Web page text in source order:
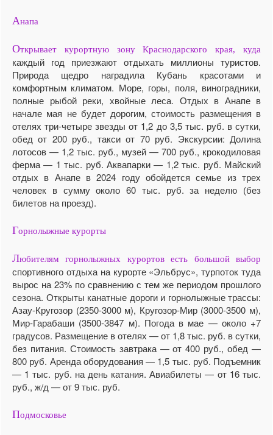
Анапа
Открывает курортную зону Краснодарского края, куда
каждый год приезжают отдыхать миллионы туристов.
Природа щедро наградила Кубань красотами и
комфортным климатом. Море, горы, поля, виноградники,
полные рыбой реки, хвойные леса. Отдых в Анапе в
начале мая не будет дорогим, стоимость размещения в
отелях три-четыре звезды от 1,2 до 3,5 тыс. руб. в сутки,
обед от 200 руб., такси от 70 руб. Экскурсии: Долина
лотосов — 1,2 тыс. руб., музей — 700 руб., крокодиловая
ферма — 1 тыс. руб. Аквапарки — 1,2 тыс. руб. Майский
отдых в Анапе в 2024 году обойдется семье из трех
человек в сумму около 60 тыс. руб. за неделю (без
билетов на проезд).
Горнолыжные курорты
Любителям горнолыжных курортов есть большой выбор
спортивного отдыха на курорте «Эльбрус», турпоток туда
вырос на 23% по сравнению с тем же периодом прошлого
сезона. Открыты канатные дороги и горнолыжные трассы:
Азау-Кругозор (2350-3000 м), Кругозор-Мир (3000-3500 м),
Мир-Гарабаши (3500-3847 м). Погода в мае — около +7
градусов. Размещение в отелях — от 1,8 тыс. руб. в сутки,
без питания. Стоимость завтрака — от 400 руб., обед —
800 руб. Аренда оборудования — 1,5 тыс. руб. Подъемник
— 1 тыс. руб. на день катания. Авиабилеты — от 16 тыс.
руб., ж/д — от 9 тыс. руб.
Подмосковье